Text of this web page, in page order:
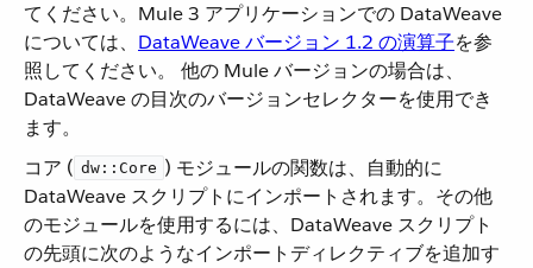
てください。Mule 3 アプリケーションでの DataWeave
については、​ DataWeave バージョン 1.2 の演算子​を参
照してください。 他の Mule バージョンの場合は、
DataWeave の目次のバージョンセレクターを使用でき
ます。
コア (​ dw::Core ​) モジュールの関数は、自動的に
DataWeave スクリプトにインポートされます。その他
のモジュールを使用するには、DataWeave スクリプト
の先頭に次のようなインポートディレクティブを追加す